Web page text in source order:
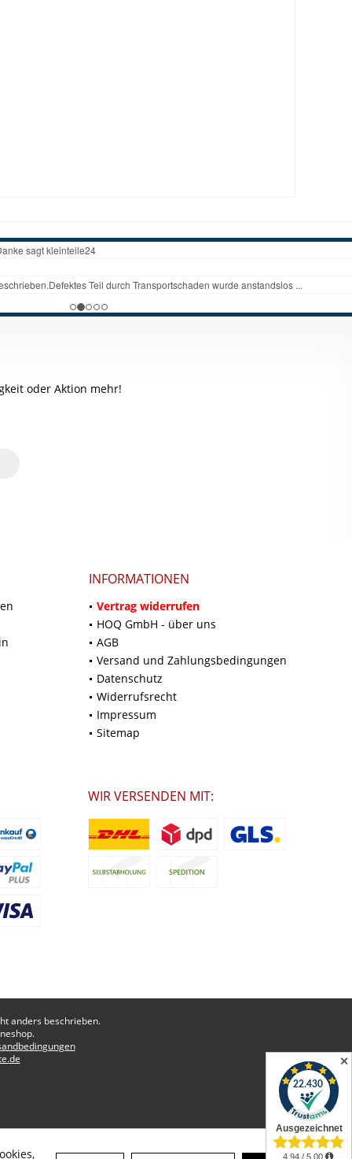
✕
oder Aktion mehr!
INFORMATIONEN
Vertrag widerrufen
HOQ GmbH - über uns
AGB
Versand und Zahlungsbedingungen
Datenschutz
Widerrufsrecht
Impressum
Sitemap
WIR VERSENDEN MIT:
anders beschrieben.